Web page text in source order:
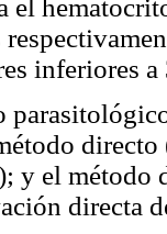
el
inferiores a
y el método
directa